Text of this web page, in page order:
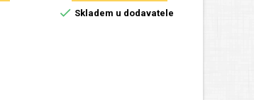
 Skladem u dodavatele